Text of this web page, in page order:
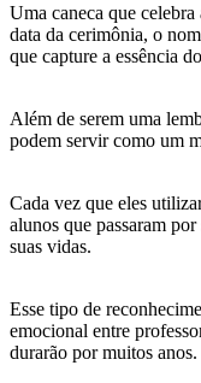
Uma caneca que
data da cerimônia, o
que capture a essência
Além de serem uma
podem servir como um
Cada vez que eles
alunos que passaram
suas vidas.
Esse tipo de
emocional entre
durarão por muitos anos.